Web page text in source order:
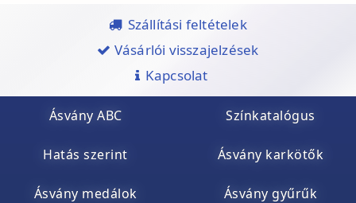
Szállítási feltételek
Vásárlói visszajelzések
Kapcsolat
Ásvány ABC Színkatalógus
Hatás szerint Ásvány karkötők
Ásvány medálok Ásvány gyűrűk